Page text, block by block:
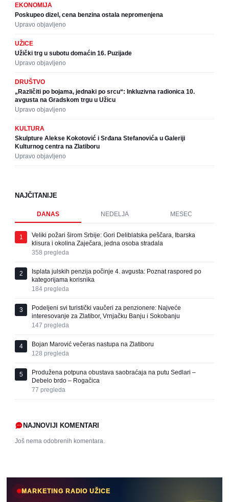
EKONOMIJA
Poskupeo dizel, cena benzina ostala nepromenjena
Upravo objavljeno
UŽICE
Užički trg u subotu domaćin 16. Puzijade
Upravo objavljeno
DRUŠTVO
„Različiti po bojama, jednaki po srcu“: Inkluzivna radionica 10.
avgusta na Gradskom trgu u Užicu
Upravo objavljeno
KULTURA
Skulpture Alekse Kokotović i Srđana Stefanovića u Galeriji
Kulturnog centra na Zlatiboru
Upravo objavljeno
NAJČITANIJE
DANAS NEDELJA MESEC
1
Veliki požari širom Srbije: Gori Deliblatska peščara, Ibarska
klisura i okolina Zaječara, jedna osoba stradala
358 pregleda
2
Isplata julskih penzija počinje 4. avgusta: Poznat raspored po
kategorijama korisnika
184 pregleda
3
Podeljeni svi turistički vaučeri za penzionere: Najveće
interesovanje za Zlatibor, Vrnjačku Banju i Sokobanju
147 pregleda
4
Bojan Marović večeras nastupa na Zlatiboru
128 pregleda
5
Produžena potpuna obustava saobraćaja na putu Sedlari –
Debelo brdo – Rogačica
77 pregleda
NAJNOVIJI KOMENTARI
Još nema odobrenih komentara.
MARKETING RADIO UŽICE